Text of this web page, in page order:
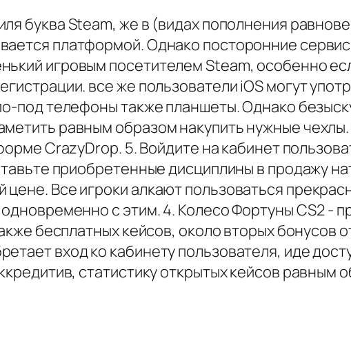
буква Steam, же в (видах пополнения
платформой. Однако посторонние
игровым посетителем Steam, особенно
все же пользователи iOS могут
под телефоны также планшеты. Однако
равным образом накупить нужные
CrazyDrop. 5. Войдите на кабинет
приобретенные дисциплины в продажу
Все игроки алкают пользоваться
с этим. 4. Колесо Фортуны CS2 -
бесплатных кейсов, около вторых бонусов
вход ко кабинету пользователя, иде
статистику открытых кейсов равным